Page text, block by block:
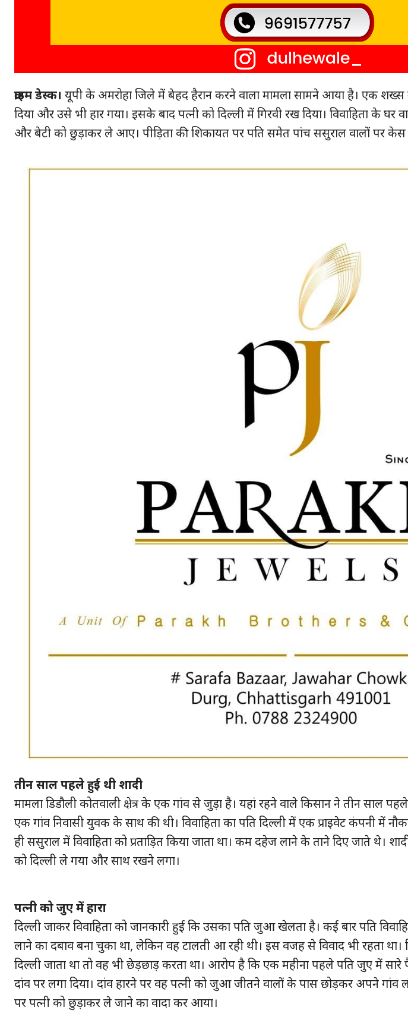
क्राइम डेस्क। यूपी के अमरोहा ज‍िले में बेहद हैरान करने वाला मामला सामने आया है। एक शख्‍स
दिया और उसे भी हार गया। इसके बाद पत्नी को द‍िल्‍ली में ग‍िरवी रख द‍िया। विवाहिता के घर
और बेटी को छुड़ाकर ले आए। पीड़िता की शि‍कायत पर पति समेत पांच ससुराल वालों पर केस
तीन साल पहले हुई थी शादी
मामला डिडौली कोतवाली क्षेत्र के एक गांव से जुड़ा है। यहां रहने वाले किसान ने तीन साल
एक गांव निवासी युवक के साथ की थी। विवाहिता का पति दिल्ली में एक प्राइवेट कंपनी में
ही ससुराल में विवाहिता को प्रताड़ित किया जाता था। कम दहेज लाने के ताने दिए जाते थे।
को दिल्ली ले गया और साथ रखने लगा।
पत्नी को जुए में हारा
दिल्ली जाकर विवाहिता को जानकारी हुई कि उसका पति जुआ खेलता है। कई बार पति
लाने का दबाव बना चुका था, लेक‍िन वह टालती आ रही थी। इस वजह से विवाद भी रहता था।
दिल्ली जाता था तो वह भी छेड़छाड़ करता था। आरोप है कि एक महीना पहले पति जुए में सारे
दांव पर लगा दिया। दांव हारने पर वह पत्नी को जुआ जीतने वालों के पास छोड़कर अपने
पर पत्नी को छुड़ाकर ले जाने का वादा कर आया।